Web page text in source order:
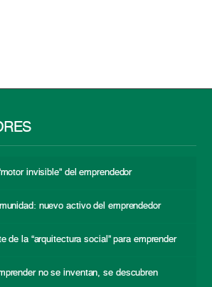
invisible” del emprendedor
nuevo activo del emprendedor
de la “arquitectura social” para emprender
no se inventan, se descubren